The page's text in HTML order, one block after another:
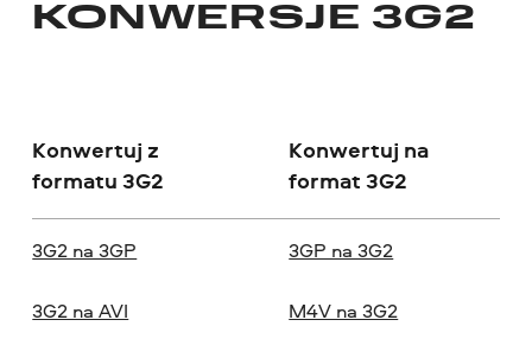
KONWERSJE 3G2
Konwertuj z
formatu 3G2
Konwertuj na
format 3G2
3G2 na 3GP
3G2 na AVI
3GP na 3G2
M4V na 3G2